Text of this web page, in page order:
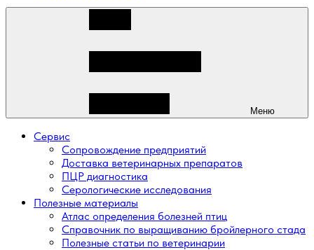
Меню
Сервис
Сопровождение предприятий
Доставка ветеринарных препаратов
ПЦР диагностика
Серологические исследования
Полезные материалы
Атлас определения болезней птиц
Справочник по выращиванию бройлерного стада
Полезные статьи по ветеринарии